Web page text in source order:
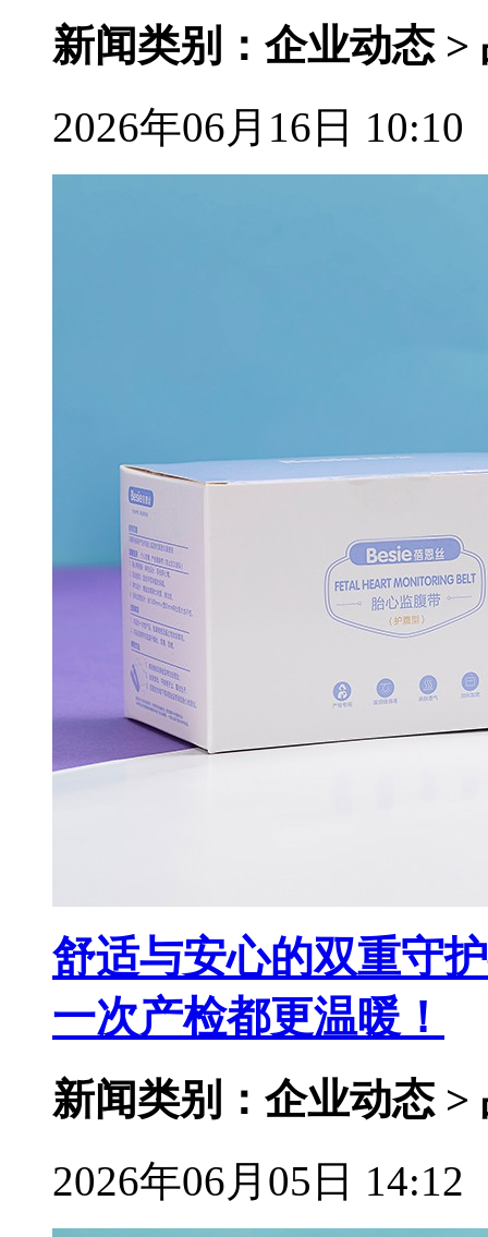
新闻类别：企业动态 >
2026年06月16日 10:10
舒适与安心的双重守
一次产检都更温暖！
新闻类别：企业动态 >
2026年06月05日 14:12